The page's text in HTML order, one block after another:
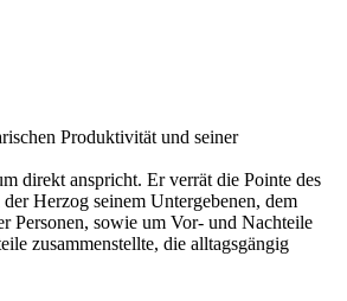
Produktivität und seiner
direkt anspricht. Er verrät die Pointe des
Herzog seinem Untergebenen, dem
Personen, sowie um Vor- und Nachteile
zusammenstellte, die alltagsgängig